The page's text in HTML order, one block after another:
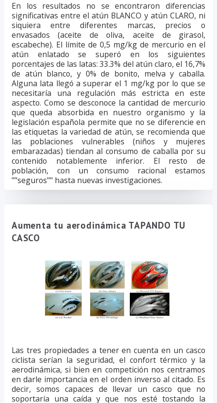
En los resultados no se encontraron diferencias
significativas entre el atún BLANCO y atún CLARO, ni
siquiera entre diferentes marcas, precios o
envasados (aceite de oliva, aceite de girasol,
escabeche). El límite de 0,5 mg/kg de mercurio en el
atún enlatado se superó en los siguientes
porcentajes de las latas: 33.3% del atún claro, el 16,7%
de atún blanco, y 0% de bonito, melva y caballa.
Alguna lata llegó a superar el 1 mg/kg por lo que se
necesitaría una regulación más estricta en este
aspecto. Como se desconoce la cantidad de mercurio
que queda absorbida en nuestro organismo y la
legislación española permite que no se diferencie en
las etiquetas la variedad de atún, se recomienda que
las poblaciones vulnerables (niños y mujeres
embarazadas) tiendan al consumo de caballa por su
contenido notablemente inferior. El resto de
población, con un consumo racional estamos
""seguros"" hasta nuevas investigaciones.
Aumenta tu aerodinámica TAPANDO TU
CASCO
Las tres propiedades a tener en cuenta en un casco
ciclista serían la seguridad, el confort térmico y la
aerodinámica, si bien en competición nos centramos
en darle importancia en el orden inverso al citado. Es
decir, somos capaces de llevar un casco que no
soportaría una caída y que nos esté tostando la